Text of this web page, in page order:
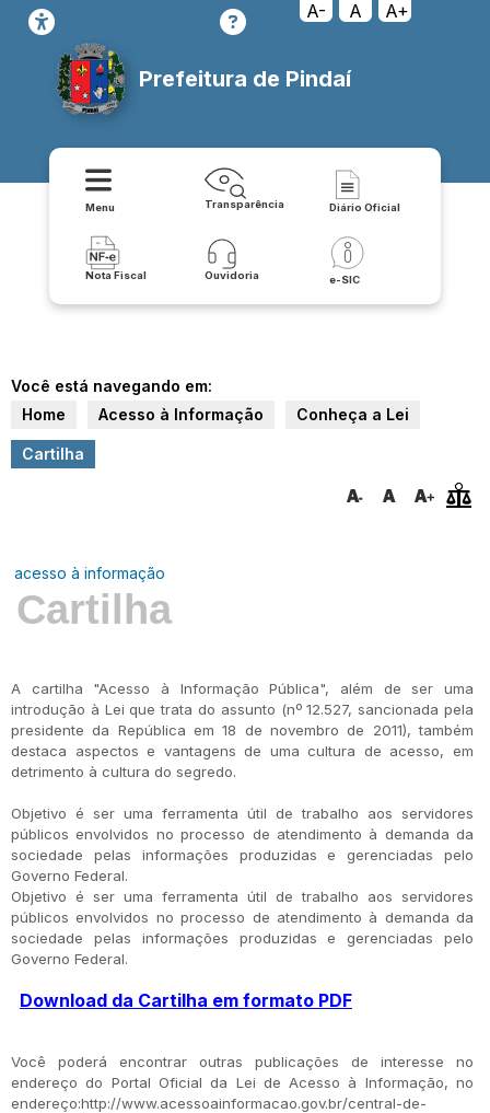
A- A A+
Prefeitura de Pindaí
Menu Transparência Diário Oficial
Nota Fiscal Ouvidoria e-SIC
Você está navegando em:
Home
Acesso à Informação Conheça a Lei
Cartilha
acesso à informação
Cartilha
A cartilha "Acesso à Informação Pública", além de ser uma
introdução à Lei que trata do assunto (nº 12.527, sancionada pela
presidente da República em 18 de novembro de 2011), também
destaca aspectos e vantagens de uma cultura de acesso, em
detrimento à cultura do segredo.
Objetivo é ser uma ferramenta útil de trabalho aos servidores
públicos envolvidos no processo de atendimento à demanda da
sociedade pelas informações produzidas e gerenciadas pelo
Governo Federal.
Objetivo é ser uma ferramenta útil de trabalho aos servidores
públicos envolvidos no processo de atendimento à demanda da
sociedade pelas informações produzidas e gerenciadas pelo
Governo Federal.
Download da Cartilha em formato PDF
Você poderá encontrar outras publicações de interesse no
endereço do Portal Oficial da Lei de Acesso à Informação, no
endereço:http://www.acessoainformacao.gov.br/central-de-